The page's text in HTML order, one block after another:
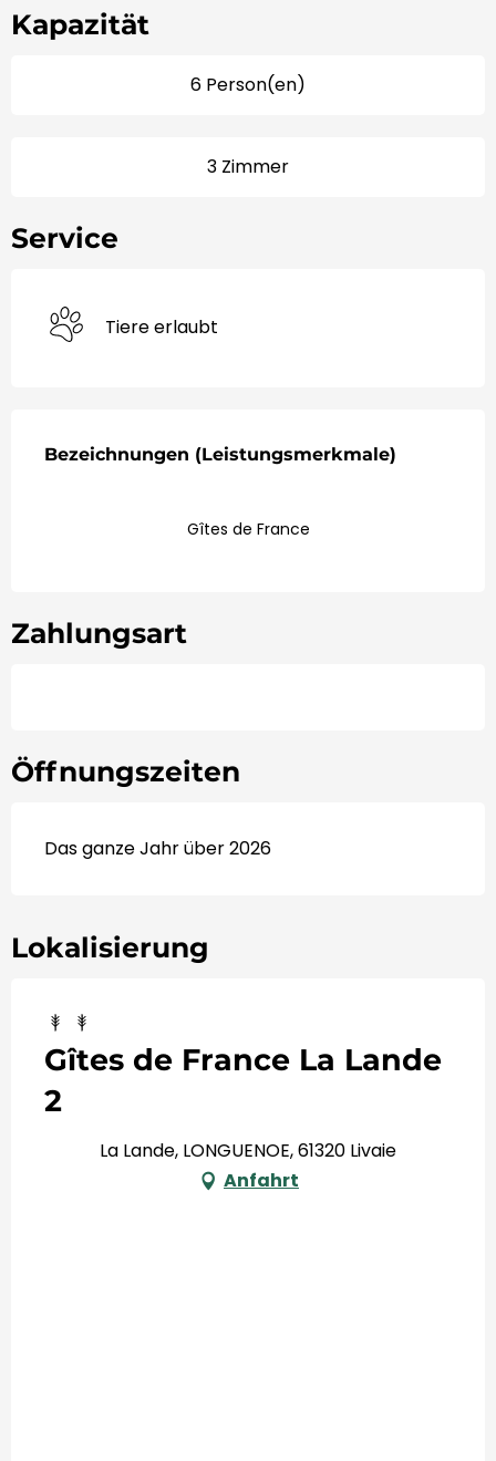
Kapazität
6 Person(en)
3 Zimmer
Service
Tiere erlaubt
Bezeichnungen (Leistungsmerkmale)
Bezeichnungen (Leistungsmerkmale)
Gîtes de France
Zahlungsart
Öffnungszeiten
Das ganze Jahr über 2026
Lokalisierung
Gîtes de France La Lande
2
La Lande, LONGUENOE, 61320 Livaie
Anfahrt